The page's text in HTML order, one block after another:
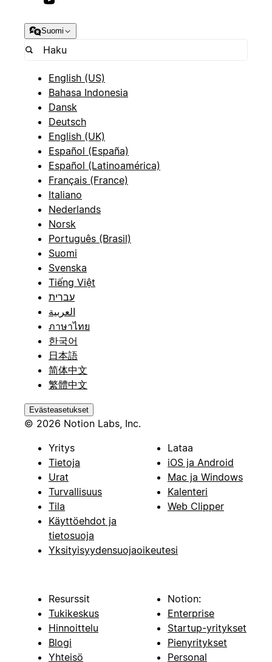
Suomi
English (US)
Bahasa Indonesia
Dansk
Deutsch
English (UK)
Español (España)
Español (Latinoamérica)
Français (France)
Italiano
Nederlands
Norsk
Português (Brasil)
Suomi
Svenska
Tiếng Việt
עברית
العربية
ภาษาไทย
한국어
日本語
简体中文
繁體中文
Evästeasetukset
© 2026 Notion Labs, Inc.
Yritys
Tietoja
Urat
Turvallisuus
Tila
Käyttöehdot ja
tietosuoja
Yksityisyydensuojaoikeutesi
Lataa
iOS ja Android
Mac ja Windows
Kalenteri
Web Clipper
Resurssit
Tukikeskus
Hinnoittelu
Blogi
Yhteisö
Notion:
Enterprise
Startup-yritykset
Pienyritykset
Personal